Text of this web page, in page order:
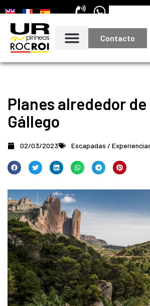
Contacto
Planes alrededor
Gállego
02/03/2023 Escapadas /